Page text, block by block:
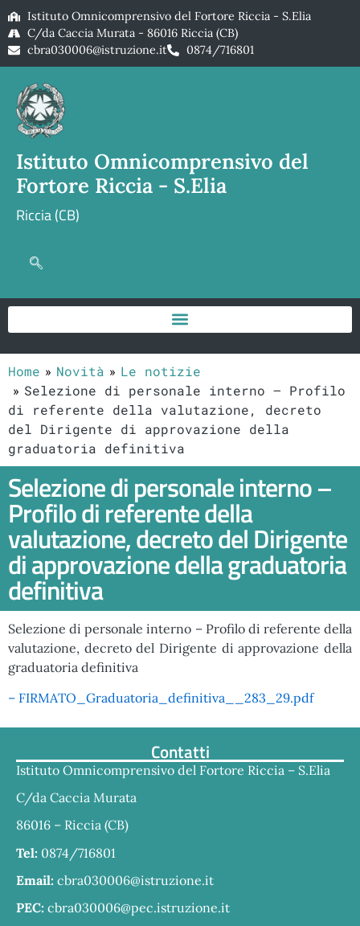
Istituto Omnicomprensivo del Fortore Riccia - S.Elia
C/da Caccia Murata - 86016 Riccia (CB)
cbra030006@istruzione.it
0874/716801
Istituto Omnicomprensivo del
Fortore Riccia - S.Elia
Riccia (CB)
Home Novità
Le notizie
Selezione di personale interno – Profilo
di referente della valutazione, decreto
del Dirigente di approvazione della
graduatoria definitiva
Selezione di personale interno –
Profilo di referente della
valutazione, decreto del Dirigente
di approvazione della graduatoria
definitiva
Selezione di personale interno – Profilo di referente della
valutazione, decreto del Dirigente di approvazione della
graduatoria definitiva
– FIRMATO_Graduatoria_definitiva__283_29.pdf
Contatti
Istituto Omnicomprensivo del Fortore Riccia – S.Elia
C/da Caccia Murata
86016 – Riccia (CB)
Tel: 0874/716801
Email: cbra030006@istruzione.it
PEC: cbra030006@pec.istruzione.it